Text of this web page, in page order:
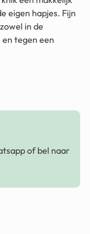
eigen hapjes. Fijn
in de
tegen een
of bel naar